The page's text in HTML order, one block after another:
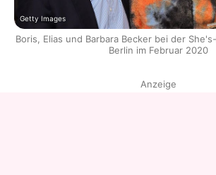
Getty Images
Boris, Elias und Barbara Becker bei der
Berlin im Februar 2020
Anzeige